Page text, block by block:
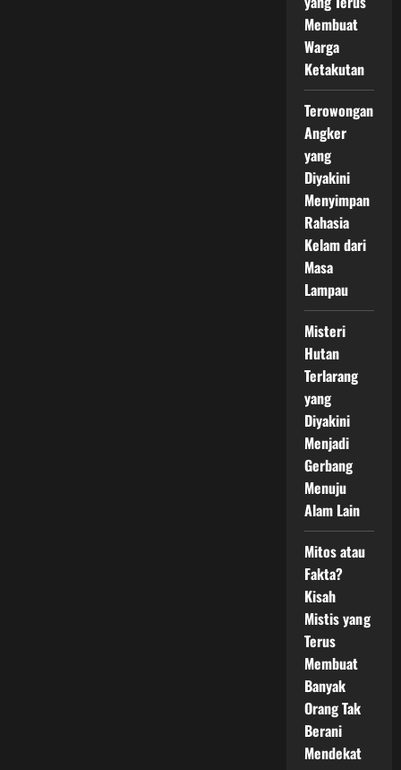
Membuat
Warga
Ketakutan
Terowongan
Angker
yang
Diyakini
Menyimpan
Rahasia
Kelam dari
Masa
Lampau
Misteri
Hutan
Terlarang
yang
Diyakini
Menjadi
Gerbang
Menuju
Alam Lain
Mitos atau
Fakta?
Kisah
Mistis yang
Terus
Membuat
Banyak
Orang Tak
Berani
Mendekat